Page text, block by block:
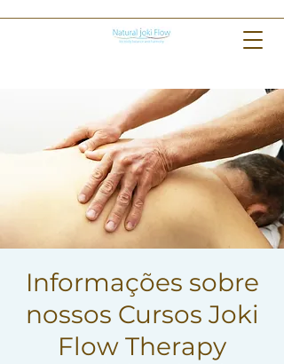
Informações sobre
nossos Cursos Joki
Flow Therapy